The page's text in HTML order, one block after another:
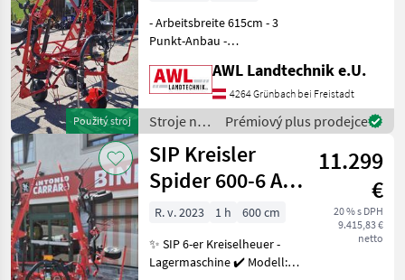
Použitý stroj
- Arbeitsbreite 615cm - 3
Punkt-Anbau -
Schwenkbock - hydraulisch
Hochklappbar 1x EW -
hydraulische
Grenzstreueinrichtung 1x
EW - Gele
AWL Landtechnik e.U.
4264 Grünbach bei Freistadt
Stroje na
zber
objemových
krmív /
SIP
Prémiový plus prodejce
SIP Kreisler
Spider 600-6 ALP
inklusive Tastrad
11.299
€
20 % s DPH
9.415,83 €
netto
R. v. 2023 1 h
600 cm
✨ SIP 6-er Kreiselheuer -
Lagermaschine ✔️ Modell: